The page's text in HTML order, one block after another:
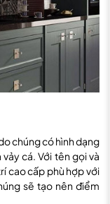
chúng có hình dạng
cá. Với tên gọi và
cao cấp phù hợp với
sẽ tạo nên điểm